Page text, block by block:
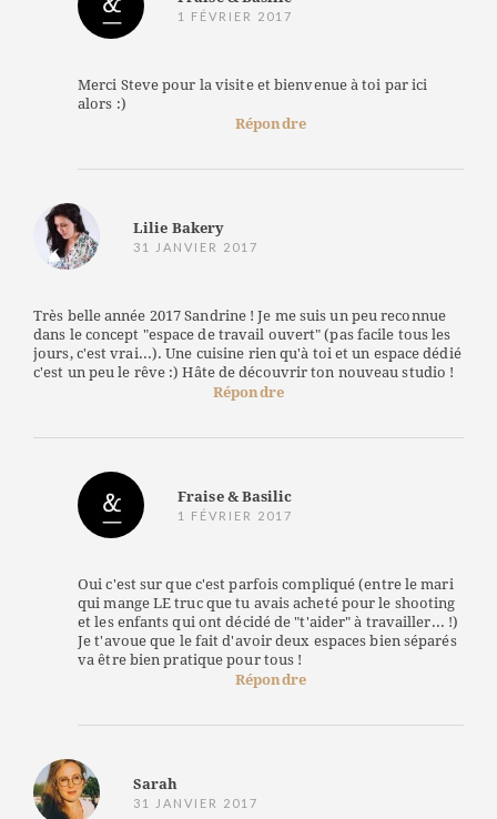
1 FÉVRIER 2017
Merci Steve pour la visite et bienvenue à toi par ici
alors :)
Répondre
Lilie Bakery
31 JANVIER 2017
Très belle année 2017 Sandrine ! Je me suis un peu reconnue
dans le concept "espace de travail ouvert" (pas facile tous les
jours, c'est vrai...). Une cuisine rien qu'à toi et un espace dédié
c'est un peu le rêve :) Hâte de découvrir ton nouveau studio !
Répondre
Fraise & Basilic
1 FÉVRIER 2017
Oui c'est sur que c'est parfois compliqué (entre le mari
qui mange LE truc que tu avais acheté pour le shooting
et les enfants qui ont décidé de "t'aider" à travailler... !)
Je t'avoue que le fait d'avoir deux espaces bien séparés
va être bien pratique pour tous !
Répondre
Sarah
31 JANVIER 2017